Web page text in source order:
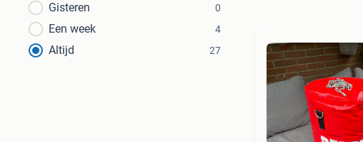
Gisteren 0
Een week 4
Altijd 27